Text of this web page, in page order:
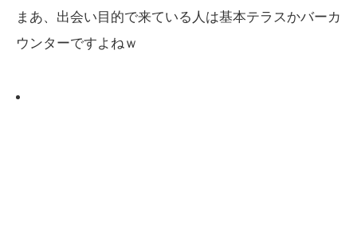
まあ、出会い目的で来ている人は基本テラスかバーカ
ウンターですよねｗ